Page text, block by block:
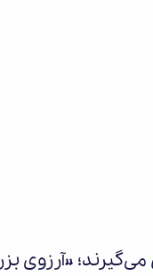
«آرزوی